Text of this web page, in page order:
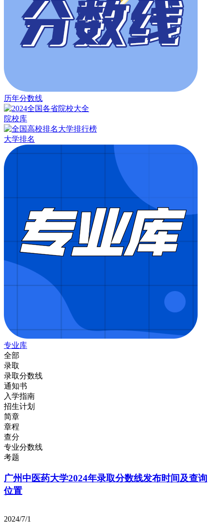
历年分数线
院校库
大学排名
专业库
全部
录取
录取分数线
通知书
入学指南
招生计划
简章
章程
查分
专业分数线
考题
广州中医药大学2024年录取分数线发布时间及查询
位置
2024/7/1